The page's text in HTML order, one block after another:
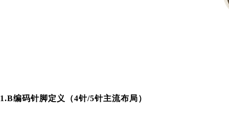
1.B编码针脚定义（4针/5针主流布局）